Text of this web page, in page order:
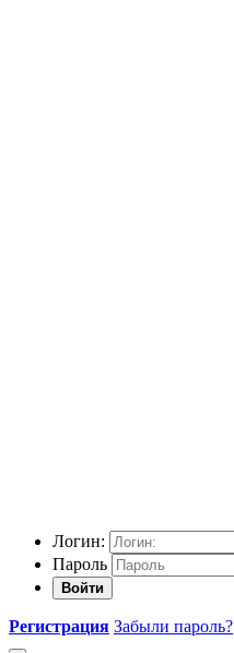
Логин:
Пароль
Войти
Регистрация Забыли пароль?